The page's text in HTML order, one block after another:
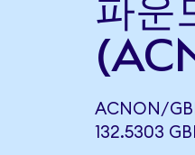
ACNON/
132.5303